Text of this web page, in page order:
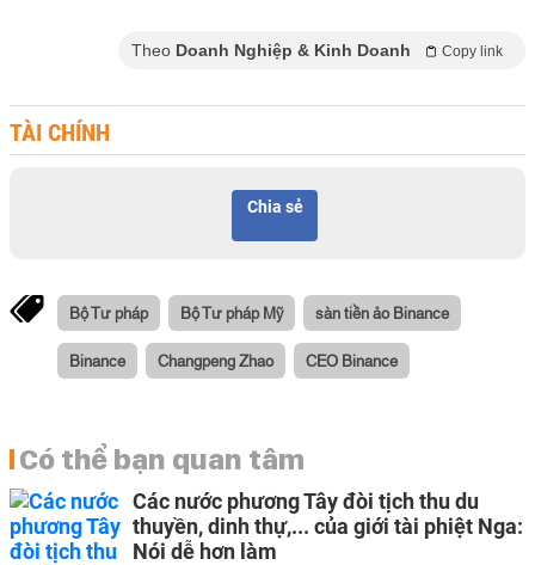
Theo Doanh Nghiệp & Kinh Doanh Copy link
TÀI CHÍNH
Chia sẻ
Bộ Tư pháp Bộ Tư pháp Mỹ sàn tiền ảo Binance
Binance Changpeng Zhao CEO Binance
Có thể bạn quan tâm
Các nước phương Tây đòi tịch thu du
thuyền, dinh thự,... của giới tài phiệt Nga:
Nói dễ hơn làm